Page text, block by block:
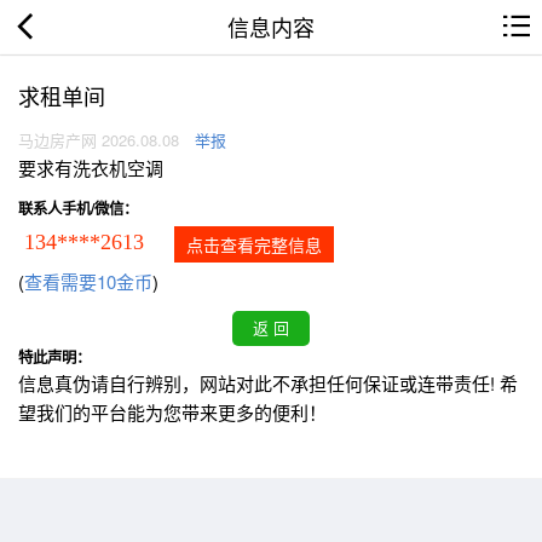
信息内容
求租单间
马边房产网 2026.08.08 举报
要求有洗衣机空调
联系人手机/微信：
134****2613 点击查看完整信息
(查看需要10金币)
特此声明：
信息真伪请自行辨别，网站对此不承担任何保证或连带责任! 希
望我们的平台能为您带来更多的便利！